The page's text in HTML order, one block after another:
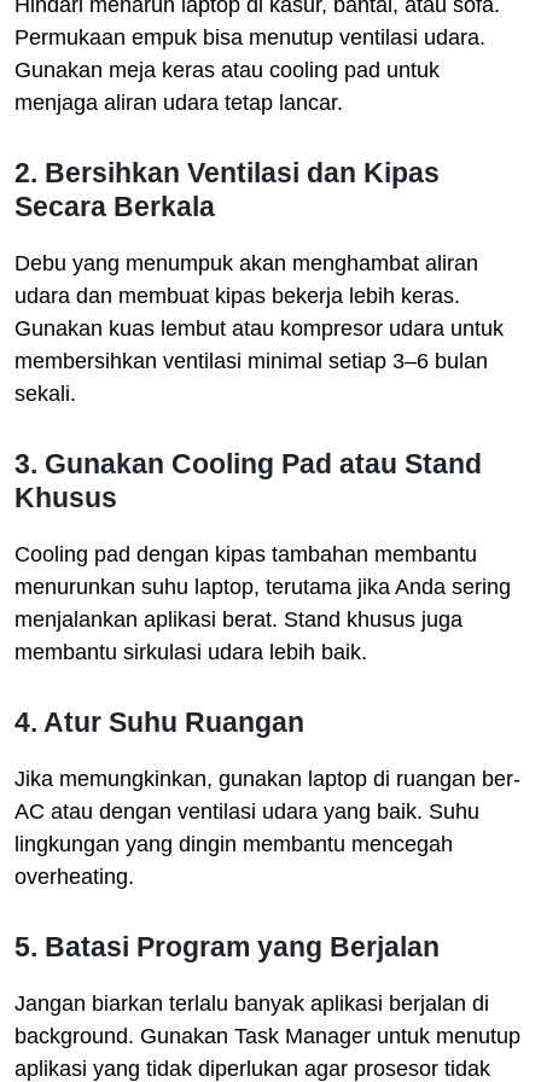
Hindari menaruh laptop di kasur, bantal, atau sofa.
Permukaan empuk bisa menutup ventilasi udara.
Gunakan meja keras atau cooling pad untuk
menjaga aliran udara tetap lancar.
2. Bersihkan Ventilasi dan Kipas
Secara Berkala
Debu yang menumpuk akan menghambat aliran
udara dan membuat kipas bekerja lebih keras.
Gunakan kuas lembut atau kompresor udara untuk
membersihkan ventilasi minimal setiap 3–6 bulan
sekali.
3. Gunakan Cooling Pad atau Stand
Khusus
Cooling pad dengan kipas tambahan membantu
menurunkan suhu laptop, terutama jika Anda sering
menjalankan aplikasi berat. Stand khusus juga
membantu sirkulasi udara lebih baik.
4. Atur Suhu Ruangan
Jika memungkinkan, gunakan laptop di ruangan ber-
AC atau dengan ventilasi udara yang baik. Suhu
lingkungan yang dingin membantu mencegah
overheating.
5. Batasi Program yang Berjalan
Jangan biarkan terlalu banyak aplikasi berjalan di
background. Gunakan Task Manager untuk menutup
aplikasi yang tidak diperlukan agar prosesor tidak